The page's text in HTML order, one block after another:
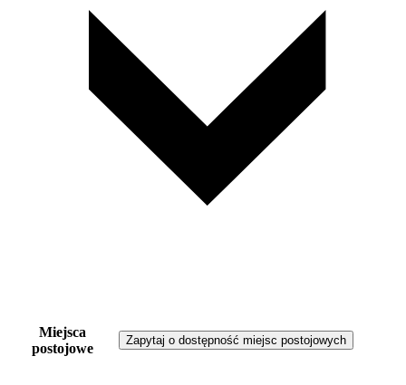
Miejsca
postojowe
Zapytaj o dostępność miejsc postojowych